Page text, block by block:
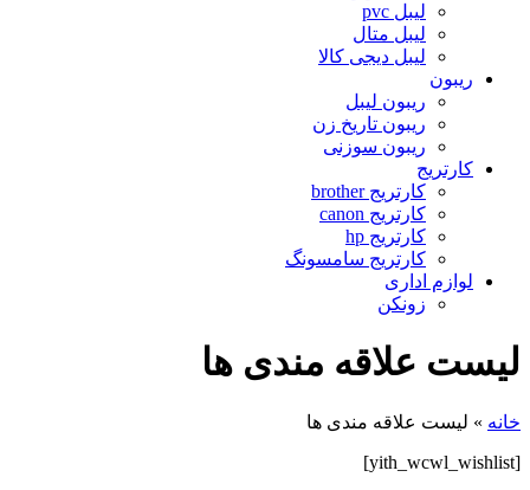
لیبل pvc
لیبل متال
لیبل دیجی کالا
ریبون
ریبون لیبل
ریبون تاریخ زن
ریبون سوزنی
کارتریج
کارتریج brother
کارتریج canon
کارتریج hp
کارتریج سامسونگ
لوازم اداری
زونکن
لیست علاقه مندی ها
خانه » لیست علاقه مندی ها
[yith_wcwl_wishlist]